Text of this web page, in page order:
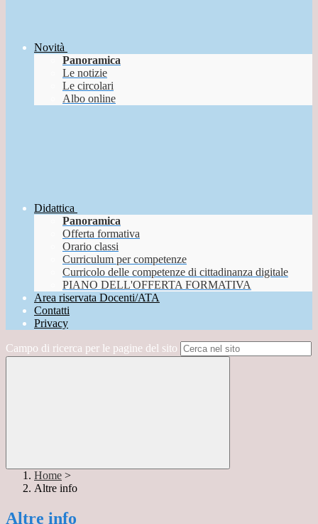
Novità
Panoramica
Le notizie
Le circolari
Albo online
Didattica
Panoramica
Offerta formativa
Orario classi
Curriculum per competenze
Curricolo delle competenze di cittadinanza digitale
PIANO DELL'OFFERTA FORMATIVA
Area riservata Docenti/ATA
Contatti
Privacy
Campo di ricerca per le pagine del sito
Home >
Altre info
Altre info